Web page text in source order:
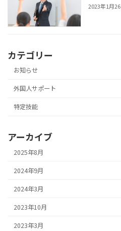
2023年1月
カテゴリー
お知らせ
外国人サポート
特定技能
アーカイブ
2025年8月
2024年9月
2024年3月
2023年10月
2023年3月